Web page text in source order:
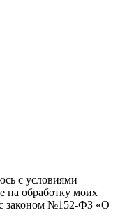
с условиями
на обработку моих
законом №152-ФЗ «О